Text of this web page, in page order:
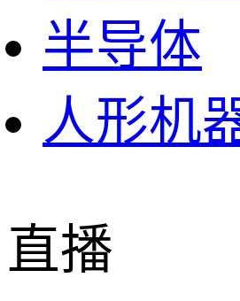
半导体
人形机
直播